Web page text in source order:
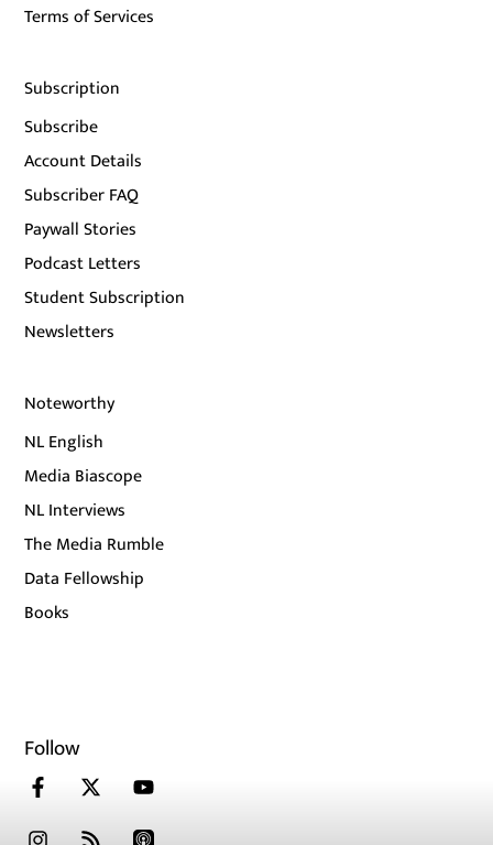
Terms of Services
Subscription
Subscribe
Account Details
Subscriber FAQ
Paywall Stories
Podcast Letters
Student Subscription
Newsletters
Noteworthy
NL English
Media Biascope
NL Interviews
The Media Rumble
Data Fellowship
Books
Follow